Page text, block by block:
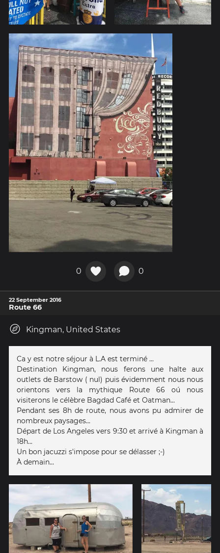
0 0
22 September 2016
Route 66
Kingman, United States
Ca y est notre séjour à L.A est terminé ...
Destination Kingman, nous ferons une halte aux
outlets de Barstow ( nul) puis évidemment nous nous
orientons vers la mythique Route 66 oú nous
visiterons le célèbre Bagdad Café et Oatman...
Pendant ses 8h de route, nous avons pu admirer de
nombreux paysages...
Départ de Los Angeles vers 9:30 et arrivé à Kingman à
18h...
Un bon jacuzzi s'impose pour se délasser ;-)
À demain...